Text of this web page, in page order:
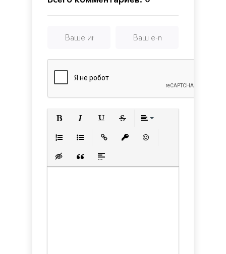
Вставка скрытого текста
Вставка цитаты
Вставка спойлера